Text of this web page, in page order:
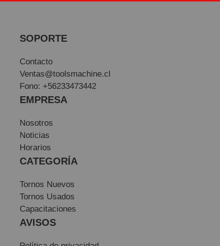
SOPORTE
Contacto
Ventas@toolsmachine.cl
Fono: +56233473442
EMPRESA
Nosotros
Noticias
Horarios
CATEGORÍA
Tornos Nuevos
Tornos Usados
Capacitaciones
AVISOS